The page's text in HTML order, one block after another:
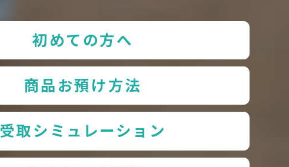
初めての方へ
商品お預け方法
受取シミュレーション